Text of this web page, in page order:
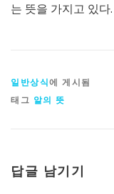
는 뜻을 가지고 있다.
일반상식에 게시됨
태그 알의 뜻
답글 남기기